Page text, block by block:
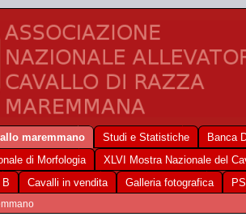
maremmano Studi e Statistiche
Banca
di Morfologia
XLVI Mostra Nazionale del
B
Cavalli in vendita Galleria fotografica